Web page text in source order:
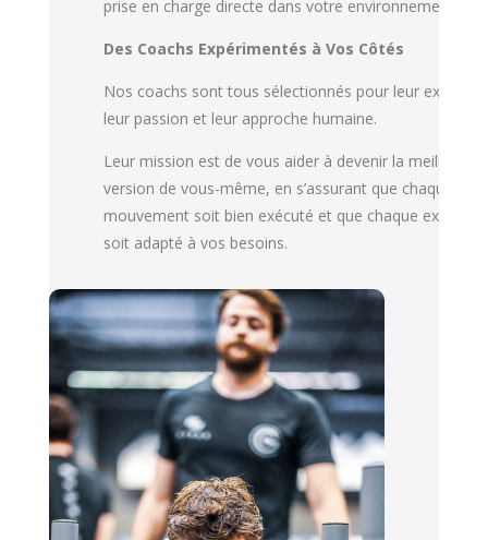
prise en charge directe dans votre environnement.
Des Coachs Expérimentés à Vos Côtés
Nos coachs sont tous sélectionnés pour leur
leur passion et leur approche humaine.
Leur mission est de vous aider à devenir la meilleure
version de vous-même, en s’assurant que chaque
mouvement soit bien exécuté et que chaque exercice
soit adapté à vos besoins.